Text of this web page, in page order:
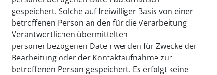
gespeichert. Solche auf freiwilliger Basis von einer
betroffenen Person an den für die Verarbeitung
Verantwortlichen übermittelten
personenbezogenen Daten werden für Zwecke der
Bearbeitung oder der Kontaktaufnahme zur
betroffenen Person gespeichert. Es erfolgt keine